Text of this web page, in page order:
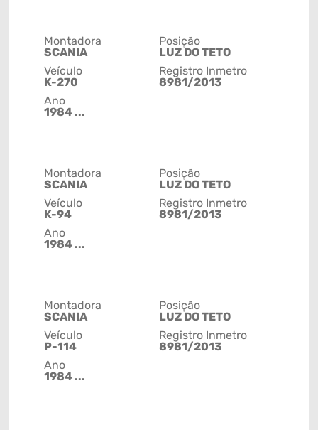
Montadora
SCANIA
Veículo
K-270
Ano
1984 ...
Posição
LUZ DO TETO
Registro Inmetro
8981/2013
Montadora
SCANIA
Veículo
K-94
Ano
1984 ...
Posição
LUZ DO TETO
Registro Inmetro
8981/2013
Montadora
SCANIA
Veículo
P-114
Ano
1984 ...
Posição
LUZ DO TETO
Registro Inmetro
8981/2013